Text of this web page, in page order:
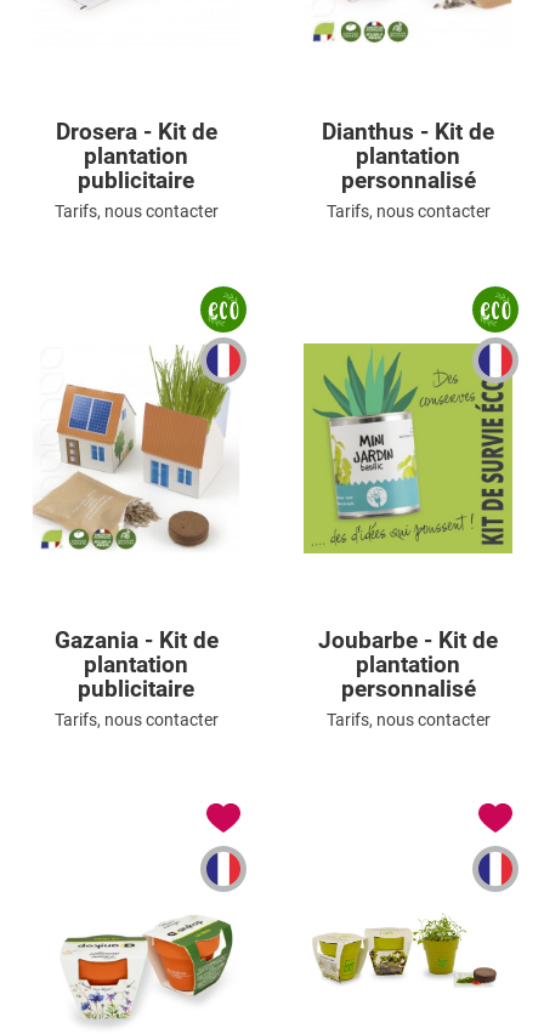
Drosera - Kit de
plantation
publicitaire
Tarifs, nous contacter
Dianthus - Kit de
plantation
personnalisé
Tarifs, nous contacter
Gazania - Kit de
plantation
publicitaire
Tarifs, nous contacter
Joubarbe - Kit de
plantation
personnalisé
Tarifs, nous contacter